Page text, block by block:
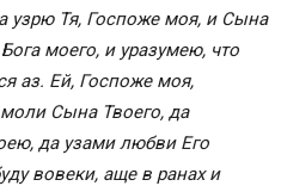
узрю Тя, Госпоже моя, и Сына
моего, и уразумею, что
аз. Ей, Госпоже моя,
Сына Твоего, да
да узами любви Его
вовеки, аще в ранах и